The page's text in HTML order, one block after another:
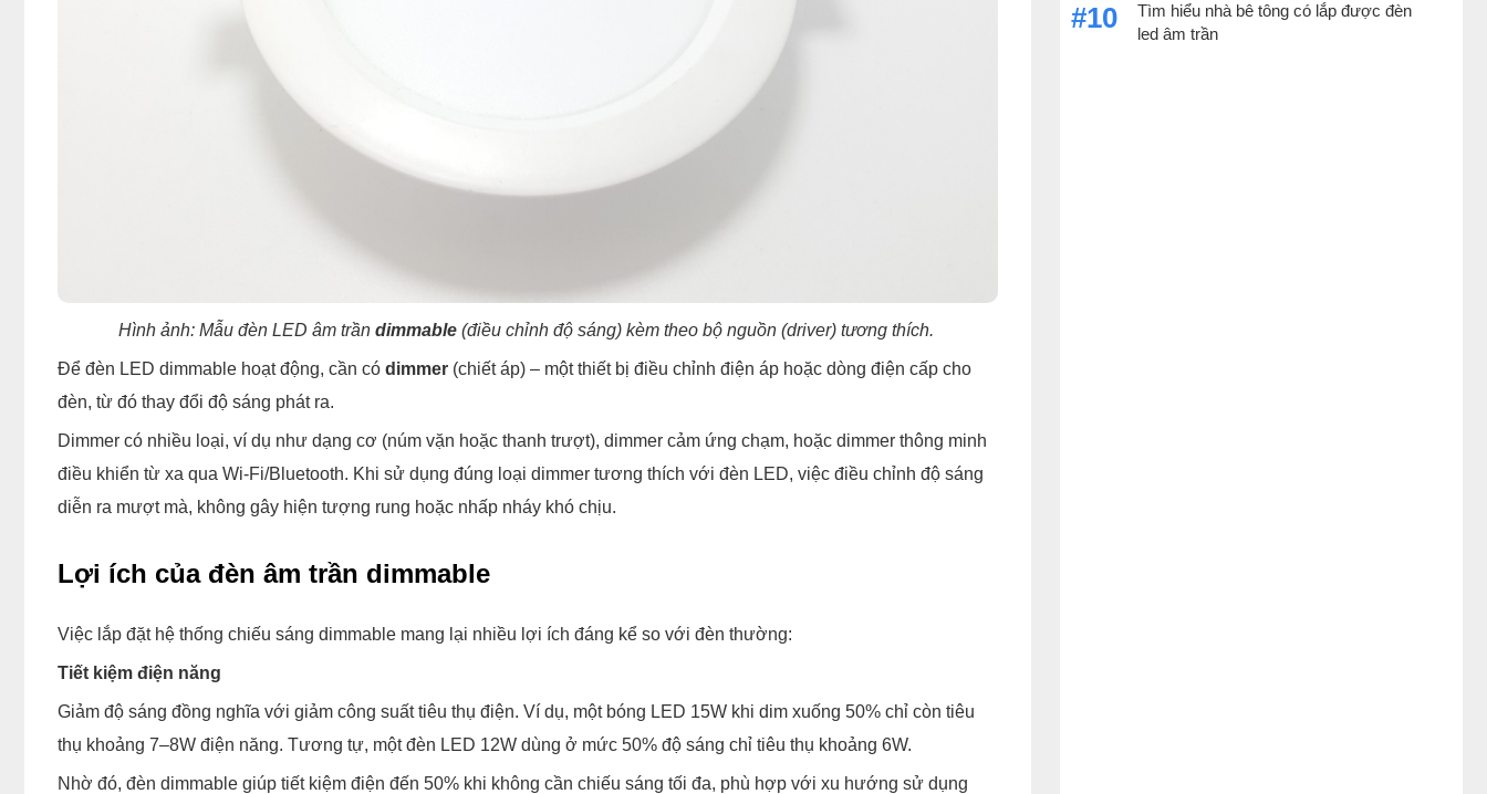
Hình ảnh: Mẫu đèn LED âm trần dimmable(điều chỉnh độ sáng) kèm theo bộ nguồn (driver) tương thích.
Để đèn LED dimmable hoạt động, cần có dimmer (chiết áp) – một thiết bị điều chỉnh điện áp hoặc dòng điện cấp cho
đèn, từ đó thay đổi độ sáng phát ra.
Dimmer có nhiều loại, ví dụ như dạng cơ (núm vặn hoặc thanh trượt), dimmer cảm ứng chạm, hoặc dimmer thông minh
điều khiển từ xa qua Wi-Fi/Bluetooth. Khi sử dụng đúng loại dimmer tương thích với đèn LED, việc điều chỉnh độ sáng
diễn ra mượt mà, không gây hiện tượng rung hoặc nhấp nháy khó chịu.
Lợi ích của đèn âm trần dimmable
Việc lắp đặt hệ thống chiếu sáng dimmable mang lại nhiều lợi ích đáng kể so với đèn thường:
Tiết kiệm điện năng
Giảm độ sáng đồng nghĩa với giảm công suất tiêu thụ điện. Ví dụ, một bóng LED 15W khi dim xuống 50% chỉ còn tiêu
thụ khoảng 7–8W điện năng. Tương tự, một đèn LED 12W dùng ở mức 50% độ sáng chỉ tiêu thụ khoảng 6W.
Nhờ đó, đèn dimmable giúp tiết kiệm điện đến 50% khi không cần chiếu sáng tối đa, phù hợp với xu hướng sử dụng
#10
Tìm hiểu nhà bê tông có lắp được đèn
led âm trần